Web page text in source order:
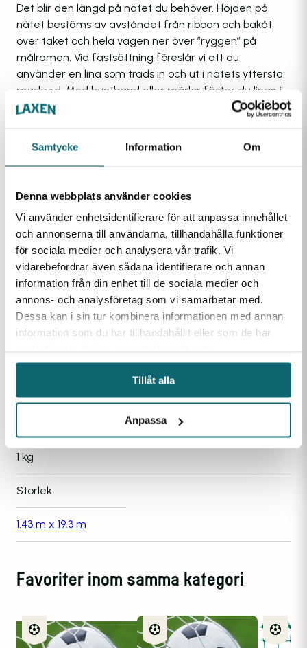
Samtycke Information Om
Denna webbplats använder cookies
Vi använder enhetsidentifierare för att anpassa innehållet
och annonserna till användarna, tillhandahålla funktioner
för sociala medier och analysera vår trafik. Vi
vidarebefordrar även sådana identifierare och annan
information från din enhet till de sociala medier och
annons- och analysföretag som vi samarbetar med.
Dessa kan i sin tur kombinera informationen med annan
information som du har tillhandahållit eller som de har
Tillåt alla
Anpassa
Det blir den längd på nätet du behöver. Höjden på
nätet bestäms av avståndet från ribban och bakåt
över taket och hela vägen ner över ”ryggen” på
målramen. Vid fastsättning föreslår vi att du
använder en lina som träds in och ut i nätets yttersta
maskrad. Med buntband eller märlor fäster du linan i
målramen i stället för att fästa själva nätet. På så sätt
ökar dess livslängd. En
gummilina
kan vara bra att
fästa på kortsidorna som dämpning.
eller wire i nätets överkant och spänn sedan nätet
mellan stolpar, träd, byggnader eller annat där du
behöver fånga upp bollar. Använd de smarta
nylonringarnaför att hänga upp nätet. Engummilina
kan vara bra att fästa på kortsidorna som dämpning.
BYGG DITT EGET 5-MANNA FOTBOLLSMÅL, SÅ HÄR
GÖR DU!
Ytterligare information
1 kg
Storlek
1.43 m x 19.3 m
Favoriter inom samma kategori